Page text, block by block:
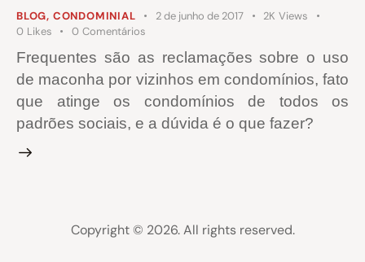
BLOG, CONDOMINIAL 2 de junho de 2017 2K Views
0 Likes 0 Comentários
Frequentes são as reclamações sobre o uso
de maconha por vizinhos em condomínios, fato
que atinge os condomínios de todos os
padrões sociais, e a dúvida é o que fazer?
Copyright © 2026. All rights reserved.